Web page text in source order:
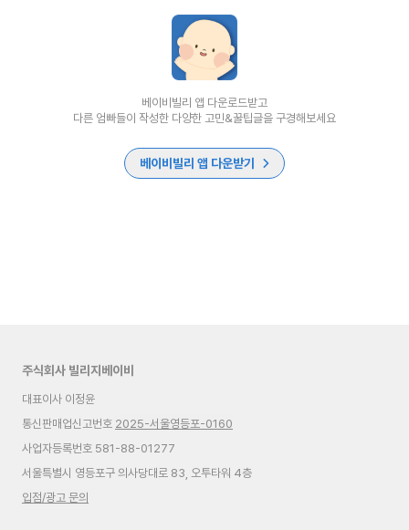
베이비빌리 앱 다운로드받고
다른 엄빠들이 작성한 다양한 고민&꿀팁글을 구경해보세요
베이비빌리 앱 다운받기
주식회사 빌리지베이비
대표이사 이정윤
통신판매업신고번호 2025-서울영등포-0160
사업자등록번호 581-88-01277
서울특별시 영등포구 의사당대로 83, 오투타워 4층
입점/광고 문의